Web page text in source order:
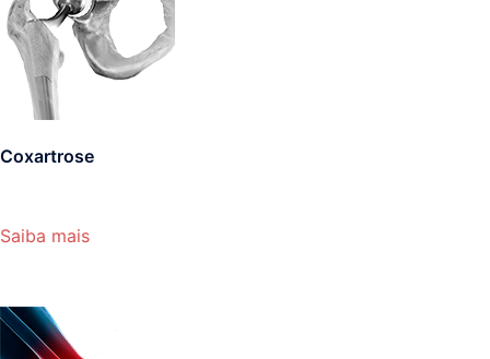
Coxartrose
Saiba mais